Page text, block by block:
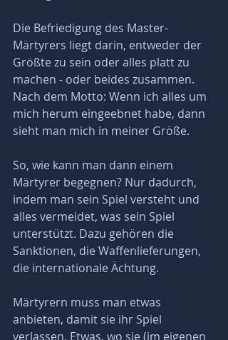
Die Befriedigung des Master-
Märtyrers liegt darin, entweder der
Größte zu sein oder alles platt zu
machen - oder beides zusammen.
Nach dem Motto: Wenn ich alles um
mich herum eingeebnet habe, dann
sieht man mich in meiner Größe.
So, wie kann man dann einem
Märtyrer begegnen? Nur dadurch,
indem man sein Spiel versteht und
alles vermeidet, was sein Spiel
unterstützt. Dazu gehören die
Sanktionen, die Waffenlieferungen,
die internationale Ächtung.
Märtyrern muss man etwas
anbieten, damit sie ihr Spiel
verlassen. Etwas, wo sie (im eigenen